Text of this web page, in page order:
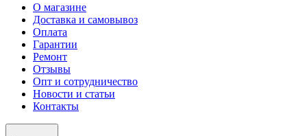
О магазине
Доставка и самовывоз
Оплата
Гарантии
Ремонт
Отзывы
Опт и сотрудничество
Новости и статьи
Контакты